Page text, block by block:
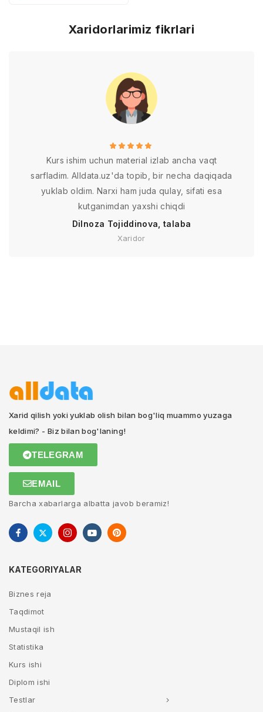
Xaridorlarimiz fikrlari
Kurs ishim uchun material izlab ancha vaqt
sarfladim. Alldata.uz'da topib, bir necha daqiqada
yuklab oldim. Narxi ham juda qulay, sifati esa
kutganimdan yaxshi chiqdi
Dilnoza Tojiddinova, talaba
Xaridor
Xarid qilish yoki yuklab olish bilan bog'liq muammo yuzaga
keldimi? - Biz bilan bog'laning!
TELEGRAM
EMAIL
Barcha xabarlarga albatta javob beramiz!
KATEGORIYALAR
Biznes reja
Taqdimot
Mustaqil ish
Statistika
Kurs ishi
Diplom ishi
Testlar